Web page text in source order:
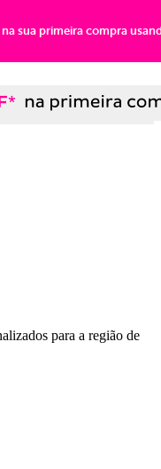
na sua primeira compra
para a região de